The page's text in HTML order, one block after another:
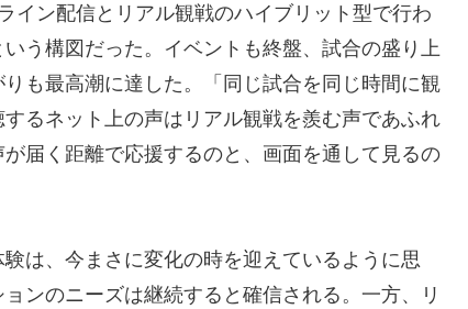
イン配信とリアル観戦のハイブリット型で行わ
う構図だった。イベントも終盤、試合の盛り上
も最高潮に達した。「同じ試合を同じ時間に観
るネット上の声はリアル観戦を羨む声であふれ
届く距離で応援するのと、画面を通して見るの
は、今まさに変化の時を迎えているように思
ンのニーズは継続すると確信される。一方、リ